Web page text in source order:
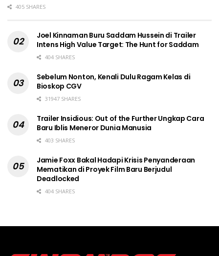
405 SHARES
Joel Kinnaman Buru Saddam Hussein di Trailer
Intens High Value Target: The Hunt for Saddam
404 SHARES
Sebelum Nonton, Kenali Dulu Ragam Kelas di
Bioskop CGV
31947 SHARES
Trailer Insidious: Out of the Further Ungkap Cara
Baru Iblis Meneror Dunia Manusia
403 SHARES
Jamie Foxx Bakal Hadapi Krisis Penyanderaan
Mematikan di Proyek Film Baru Berjudul
Deadlocked
404 SHARES